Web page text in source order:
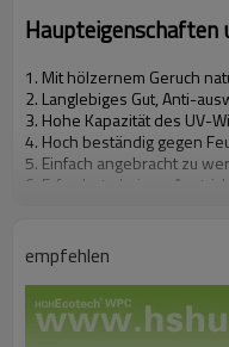
Haupteigenschaften
1. Mit hölzernem Geruch
2. Langlebiges Gut, Anti-
3. Hohe Kapazität des UV-
4. Hoch beständig gegen
5. Einfach angebracht zu
6. Erforderte keinen
9. Wetter beständig,
empfehlen